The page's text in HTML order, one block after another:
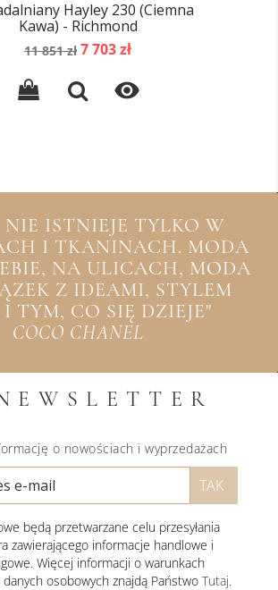
Hayley 230 (Ciemna
Kawa) - Richmond
Cena
11 851 zł Cena
7 703 zł

NIE ISTNIEJE TYLKO W
I TKANINACH. MODA
NA ULICACH, MODA
Z IDEAMI, STYLEM
TYM, CO SIĘ DZIEJE"
COCO CHANEL
o nowościach i wyprzedażach
będą przetwarzane celu przesyłania
zawierającego informacje handlowe i
Więcej informacji o warunkach
danych osobowych znajdą Państwo Tutaj.